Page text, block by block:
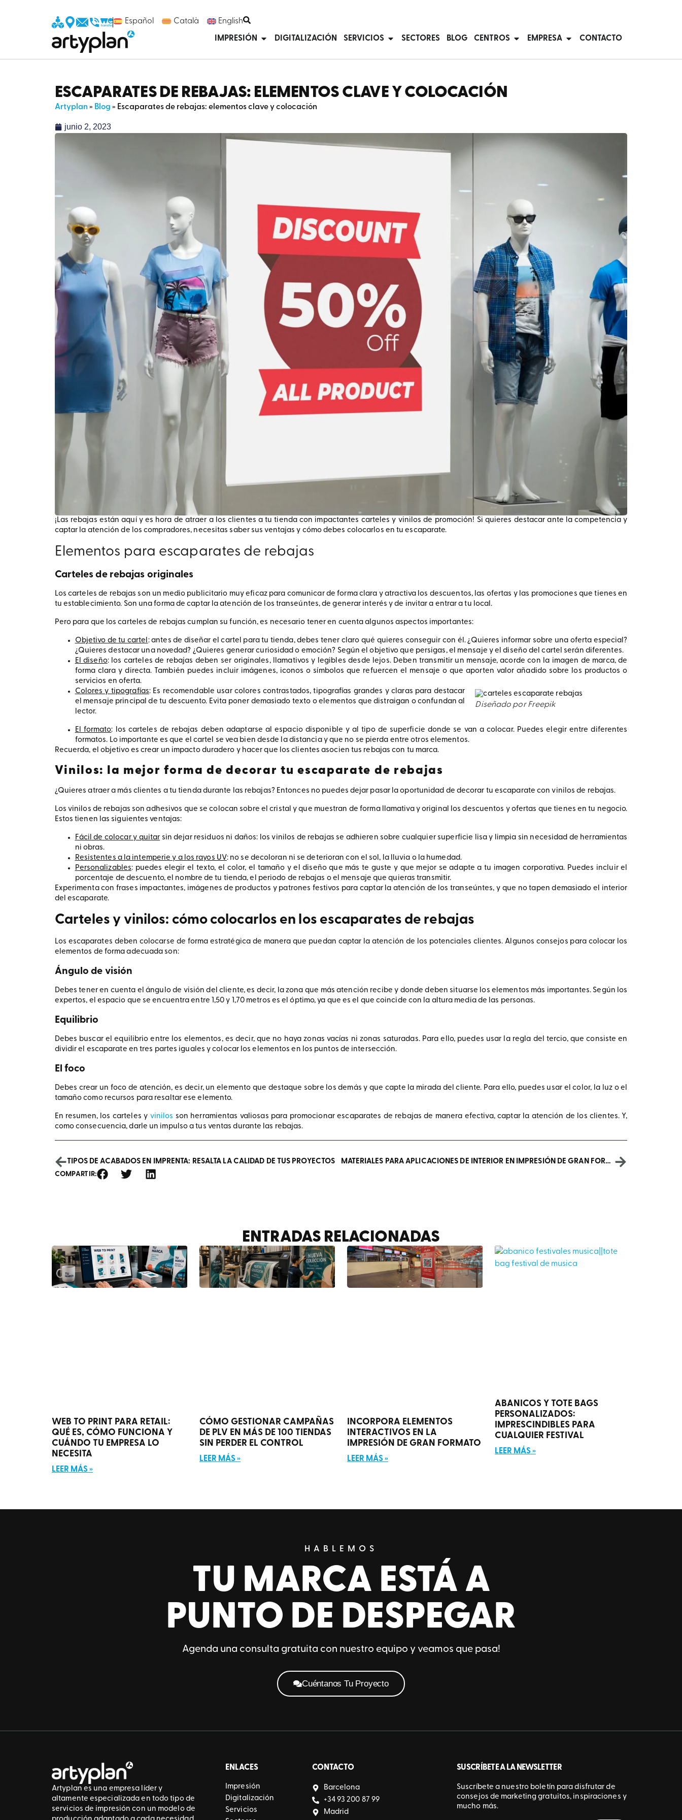
Español Català English
IMPRESIÓN DIGITALIZACIÓN SERVICIOS SECTORES BLOG CENTROS EMPRESA CONTACTO
ESCAPARATES DE REBAJAS: ELEMENTOS CLAVE Y COLOCACIÓN
Artyplan» Blog » Escaparates de rebajas: elementos clave y colocación
junio 2, 2023
¡Las rebajas están aquí y es hora de atraer a los clientes a tu tienda con impactantes carteles y vinilos de promoción! Si quieres destacar ante la competencia y
captar la atención de los compradores, necesitas saber sus ventajas y cómo debes colocarlos en tu escaparate.
Elementos para escaparates de rebajas
Carteles de rebajas originales
Los carteles de rebajas son un medio publicitario muy eficaz para comunicar de forma clara y atractiva los descuentos, las ofertas y las promociones que tienes en
tu establecimiento. Son una forma de captar la atención de los transeúntes, de generar interés y de invitar a entrar a tu local.
Pero para que los carteles de rebajas cumplan su función, es necesario tener en cuenta algunos aspectos importantes:
Objetivo de tu cartel: antes de diseñar el cartel para tu tienda, debes tener claro qué quieres conseguir con él. ¿Quieres informar sobre una oferta especial?
¿Quieres destacar una novedad? ¿Quieres generar curiosidad o emoción? Según el objetivo que persigas, el mensaje y el diseño del cartel serán diferentes.
El diseño: los carteles de rebajas deben ser originales, llamativos y legibles desde lejos. Deben transmitir un mensaje, acorde con la imagen de marca, de
forma clara y directa. También puedes incluir imágenes, iconos o símbolos que refuercen el mensaje o que aporten valor añadido sobre los productos o
servicios en oferta.
Diseñado por Freepik
Colores y tipografías: Es recomendable usar colores contrastados, tipografías grandes y claras para destacar
el mensaje principal de tu descuento. Evita poner demasiado texto o elementos que distraigan o confundan al
lector.
El formato: los carteles de rebajas deben adaptarse al espacio disponible y al tipo de superficie donde se van a colocar. Puedes elegir entre diferentes
formatos. Lo importante es que el cartel se vea bien desde la distancia y que no se pierda entre otros elementos.
Recuerda, el objetivo es crear un impacto duradero y hacer que los clientes asocien tus rebajas con tu marca.
Vinilos: la mejor forma de decorar tu escaparate de rebajas
¿Quieres atraer a más clientes a tu tienda durante las rebajas? Entonces no puedes dejar pasar la oportunidad de decorar tu escaparate con vinilos de rebajas.
Los vinilos de rebajas son adhesivos que se colocan sobre el cristal y que muestran de forma llamativa y original los descuentos y ofertas que tienes en tu negocio.
Estos tienen las siguientes ventajas:
Fácil de colocar y quitar sin dejar residuos ni daños: los vinilos de rebajas se adhieren sobre cualquier superficie lisa y limpia sin necesidad de herramientas
ni obras.
Resistentes a la intemperie y a los rayos UV: no se decoloran ni se deterioran con el sol, la lluvia o la humedad.
Personalizables: puedes elegir el texto, el color, el tamaño y el diseño que más te guste y que mejor se adapte a tu imagen corporativa. Puedes incluir el
porcentaje de descuento, el nombre de tu tienda, el periodo de rebajas o el mensaje que quieras transmitir.
Experimenta con frases impactantes, imágenes de productos y patrones festivos para captar la atención de los transeúntes, y que no tapen demasiado el interior
del escaparate.
Carteles y vinilos: cómo colocarlos en los escaparates de rebajas
Los escaparates deben colocarse de forma estratégica de manera que puedan captar la atención de los potenciales clientes. Algunos consejos para colocar los
elementos de forma adecuada son:
Ángulo de visión
Debes tener en cuenta el ángulo de visión del cliente, es decir, la zona que más atención recibe y donde deben situarse los elementos más importantes. Según los
expertos, el espacio que se encuentra entre 1,50 y 1,70 metros es el óptimo, ya que es el que coincide con la altura media de las personas.
Equilibrio
Debes buscar el equilibrio entre los elementos, es decir, que no haya zonas vacías ni zonas saturadas. Para ello, puedes usar la regla del tercio, que consiste en
dividir el escaparate en tres partes iguales y colocar los elementos en los puntos de intersección.
El foco
Debes crear un foco de atención, es decir, un elemento que destaque sobre los demás y que capte la mirada del cliente. Para ello, puedes usar el color, la luz o el
tamaño como recursos para resaltar ese elemento.
En resumen, los carteles y vinilos son herramientas valiosas para promocionar escaparates de rebajas de manera efectiva, captar la atención de los clientes. Y,
como consecuencia, darle un impulso a tus ventas durante las rebajas.
TIPOS DE ACABADOS EN IMPRENTA: RESALTA LA CALIDAD DE TUS PROYECTOS
MATERIALES PARA APLICACIONES DE INTERIOR EN IMPRESIÓN DE GRAN FORMATO
COMPARTIR:
ENTRADAS RELACIONADAS
WEB TO PRINT PARA RETAIL:
QUÉ ES, CÓMO FUNCIONA Y
CUÁNDO TU EMPRESA LO
NECESITA
LEER MÁS »
CÓMO GESTIONAR CAMPAÑAS
DE PLV EN MÁS DE 100 TIENDAS
SIN PERDER EL CONTROL
LEER MÁS »
INCORPORA ELEMENTOS
INTERACTIVOS EN LA
IMPRESIÓN DE GRAN FORMATO
LEER MÁS »
ABANICOS Y TOTE BAGS
PERSONALIZADOS:
IMPRESCINDIBLES PARA
CUALQUIER FESTIVAL
LEER MÁS »
HABLEMOS
TU MARCA ESTÁ A
PUNTO DE DESPEGAR
Agenda una consulta gratuita con nuestro equipo y veamos que pasa!
Cuéntanos Tu Proyecto
Artyplan es una empresa líder y
altamente especializada en todo tipo de
servicios de impresión con un modelo de
ENLACES
Impresión
Digitalización
Servicios
CONTACTO
Barcelona
+34 93 200 87 99
Madrid
SUSCRÍBETE A LA NEWSLETTER
Suscríbete a nuestro boletín para disfrutar de
consejos de marketing gratuitos, inspiraciones y
mucho más.